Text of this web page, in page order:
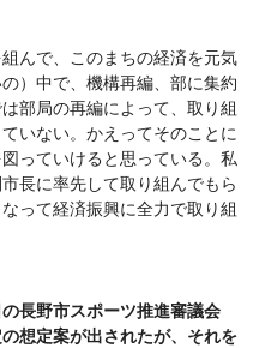
んで、このまちの経済を元気
）中で、機構再編、部に集約
部局の再編によって、取り組
いない。かえってそのことに
っていけると思っている。私
長に率先して取り組んでもら
って経済振興に全力で取り組
長野市スポーツ推進審議会
想定案が出されたが、それを